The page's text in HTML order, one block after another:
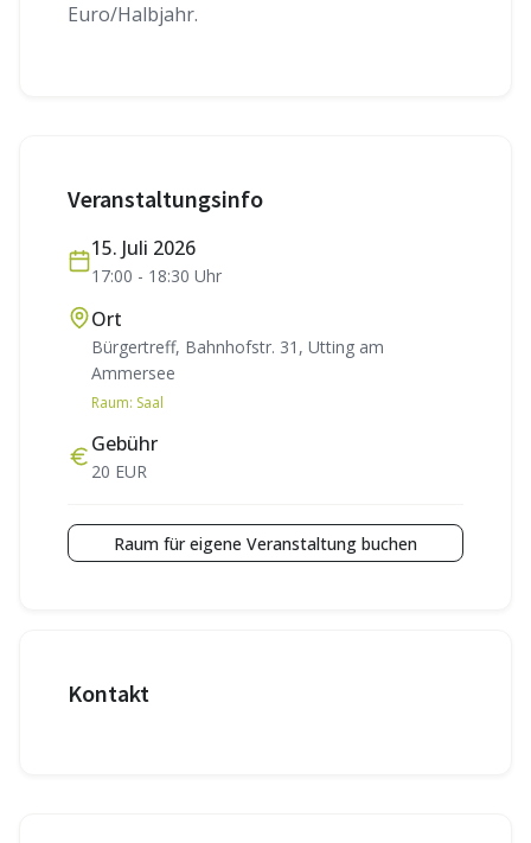
Euro/Halbjahr.
Veranstaltungsinfo
15. Juli 2026
17:00 - 18:30 Uhr
Ort
Bürgertreff, Bahnhofstr. 31, Utting am
Ammersee
Raum: Saal
Gebühr
20 EUR
Raum für eigene Veranstaltung buchen
Kontakt